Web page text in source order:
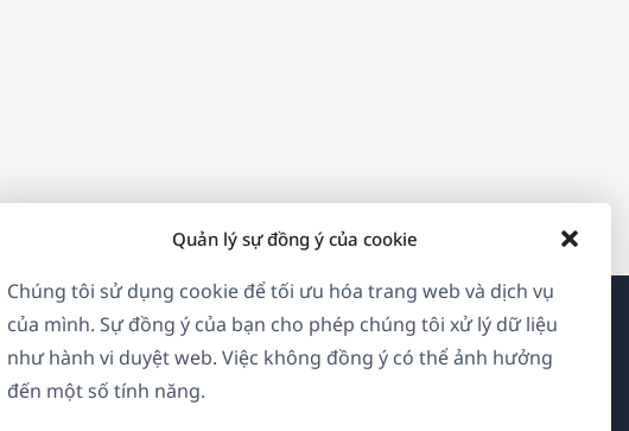
Quản lý sự đồng ý của cookie
Chúng tôi sử dụng cookie để tối ưu hóa trang web và dịch vụ
của mình. Sự đồng ý của bạn cho phép chúng tôi xử lý dữ liệu
như hành vi duyệt web. Việc không đồng ý có thể ảnh hưởng
đến một số tính năng.
Về WPML
GDPR & Chính sách Bảo mật